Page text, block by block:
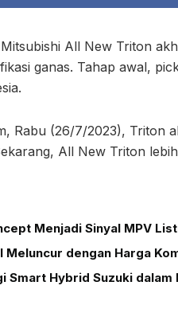
All New Triton
ganas. Tahap awal,
Rabu (26/7/2023), Triton
All New Triton
Menjadi Sinyal MPV
Meluncur dengan Harga
Smart Hybrid Suzuki